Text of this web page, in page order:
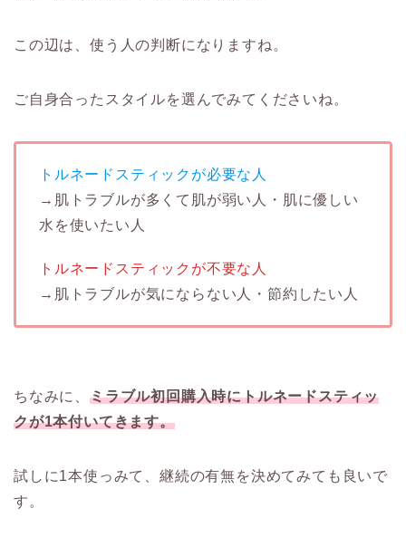
この辺は、使う人の判断になりますね。
ご自身合ったスタイルを選んでみてくださいね。
トルネードスティックが必要な人
→肌トラブルが多くて肌が弱い人・肌に優しい
水を使いたい人
トルネードスティックが不要な人
→肌トラブルが気にならない人・節約したい人
ちなみに、 ミラブル初回購入時にトルネードスティッ
クが1本付いてきます。
試しに1本使っみて、継続の有無を決めてみても良いで
す。